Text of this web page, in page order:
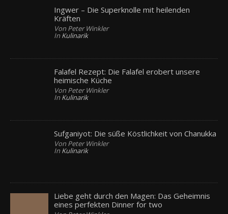
Ingwer – Die Superknolle mit heilenden
Kräften
Von Peter Winkler
In Kulinarik
Falafel Rezept: Die Falafel erobert unsere
heimische Küche
Von Peter Winkler
In Kulinarik
Sufganiyot: Die süße Köstlichkeit von Chanukka
Von Peter Winkler
In Kulinarik
Liebe geht durch den Magen: Das Geheimnis
eines perfekten Dinner for two